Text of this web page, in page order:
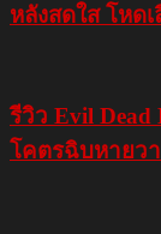
หลังสดใส โหด
รีวิว Evil
โคตรฉิบหายว